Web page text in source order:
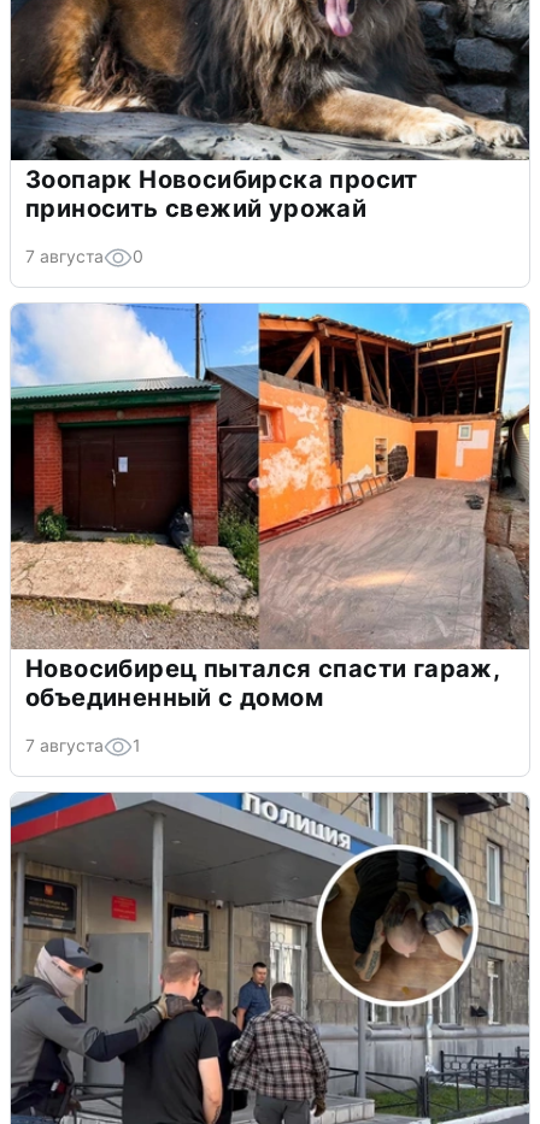
Зоопарк Новосибирска просит
приносить свежий урожай
7 августа 0
Новосибирец пытался спасти гараж,
объединенный с домом
7 августа 1